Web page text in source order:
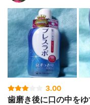
3.00
歯磨き後に口の中を